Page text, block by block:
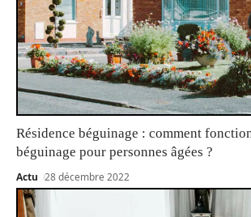
Résidence béguinage : comment
béguinage pour personnes âgées ?
Actu 28 décembre 2022